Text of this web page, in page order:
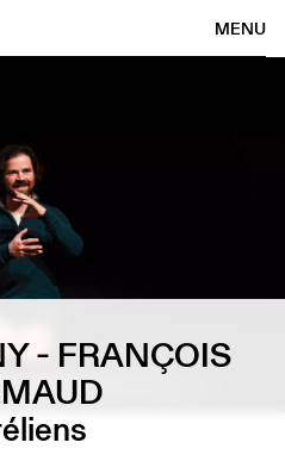
MENU
- FRANÇOIS